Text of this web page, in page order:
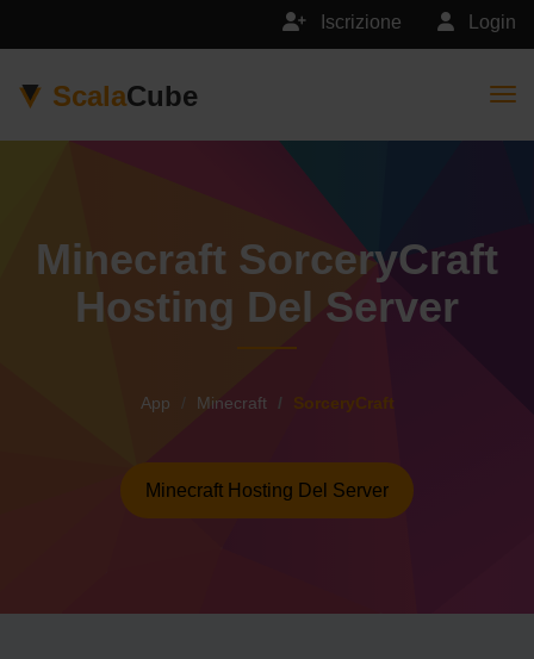
Login
Iscrizione
ScalaCube
Minecraft SorceryCraft
Hosting Del Server
App Minecraft SorceryCraft
Minecraft Hosting Del Server